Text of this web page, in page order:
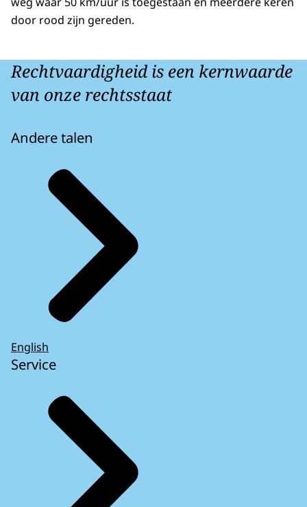
door rood zijn gereden.
Rechtvaardigheid is een kernwaarde
van onze rechtsstaat
Andere talen
English
Service